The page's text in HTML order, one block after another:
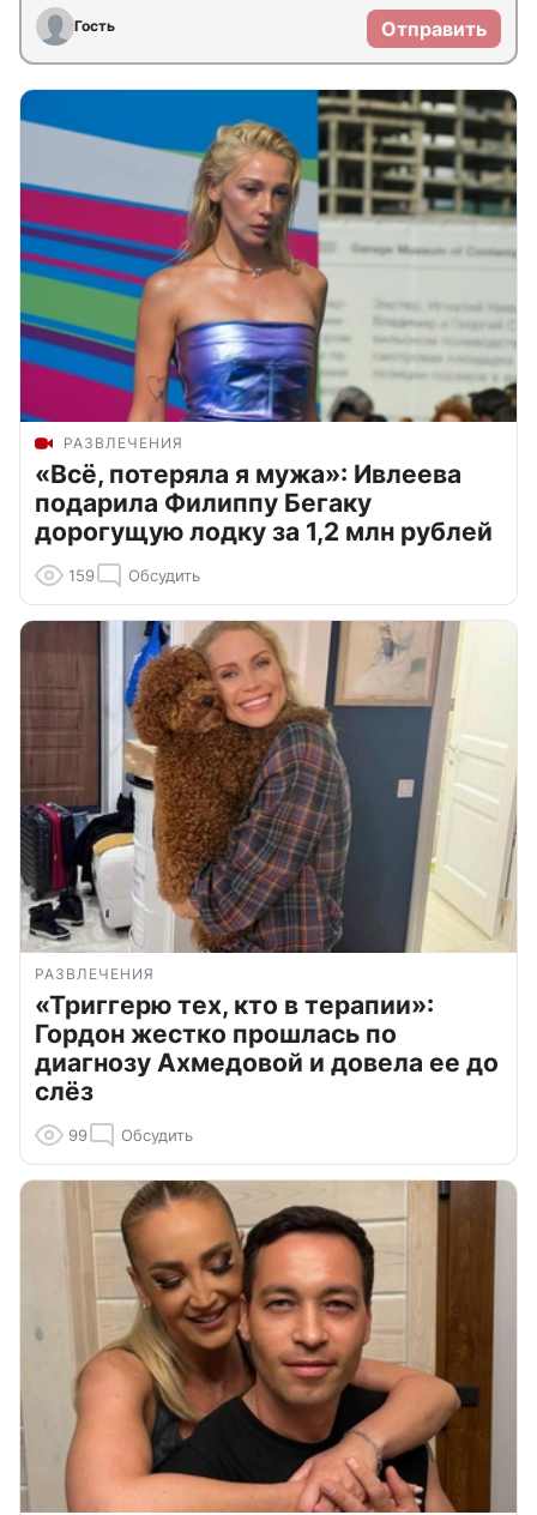
Гость Отправить
РАЗВЛЕЧЕНИЯ
«Всё, потеряла я мужа»: Ивлеева
подарила Филиппу Бегаку
дорогущую лодку за 1,2 млн рублей
159 Обсудить
РАЗВЛЕЧЕНИЯ
«Триггерю тех, кто в терапии»:
Гордон жестко прошлась по
диагнозу Ахмедовой и довела ее до
слёз
99 Обсудить